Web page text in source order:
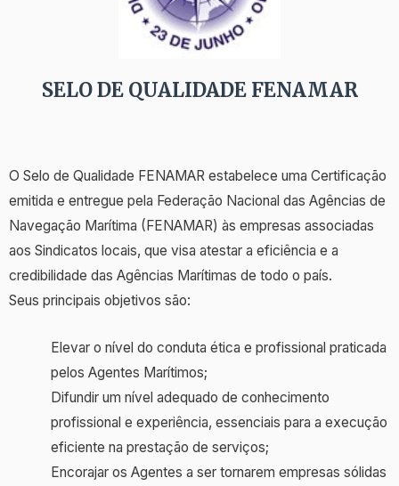
SELO DE QUALIDADE FENAMAR
O Selo de Qualidade FENAMAR estabelece uma Certificação
emitida e entregue pela Federação Nacional das Agências de
Navegação Marítima (FENAMAR) às empresas associadas
aos Sindicatos locais, que visa atestar a eficiência e a
credibilidade das Agências Marítimas de todo o país.
Seus principais objetivos são:
Elevar o nível do conduta ética e profissional praticada
pelos Agentes Marítimos;
Difundir um nível adequado de conhecimento
profissional e experiência, essenciais para a execução
eficiente na prestação de serviços;
Encorajar os Agentes a ser tornarem empresas sólidas